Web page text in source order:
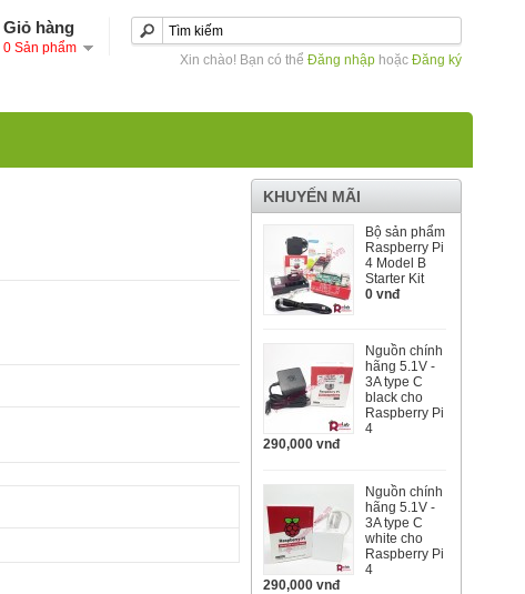
Giỏ hàng
0 Sản phẩm
Xin chào! Bạn có thể Đăng nhập hoặc Đăng ký
KHUYẾN MÃI
Bộ sản phẩm
Raspberry Pi
4 Model B
Starter Kit
0 vnđ
Nguồn chính
hãng 5.1V -
3A type C
black cho
Raspberry Pi
4
290,000 vnđ
Nguồn chính
hãng 5.1V -
3A type C
white cho
Raspberry Pi
4
290,000 vnđ